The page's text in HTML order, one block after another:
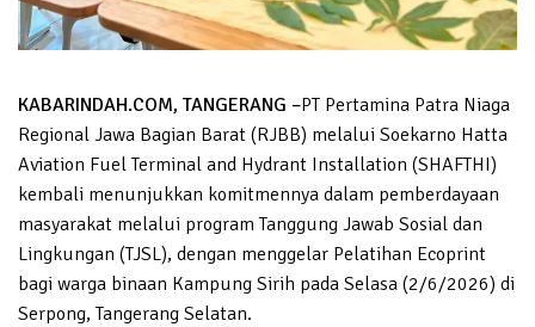
KABARINDAH.COM, TANGERANG –PT Pertamina Patra Niaga
Regional Jawa Bagian Barat (RJBB) melalui Soekarno Hatta
Aviation Fuel Terminal and Hydrant Installation (SHAFTHI)
kembali menunjukkan komitmennya dalam pemberdayaan
masyarakat melalui program Tanggung Jawab Sosial dan
Lingkungan (TJSL), dengan menggelar Pelatihan Ecoprint
bagi warga binaan Kampung Sirih pada Selasa (2/6/2026) di
Serpong, Tangerang Selatan.